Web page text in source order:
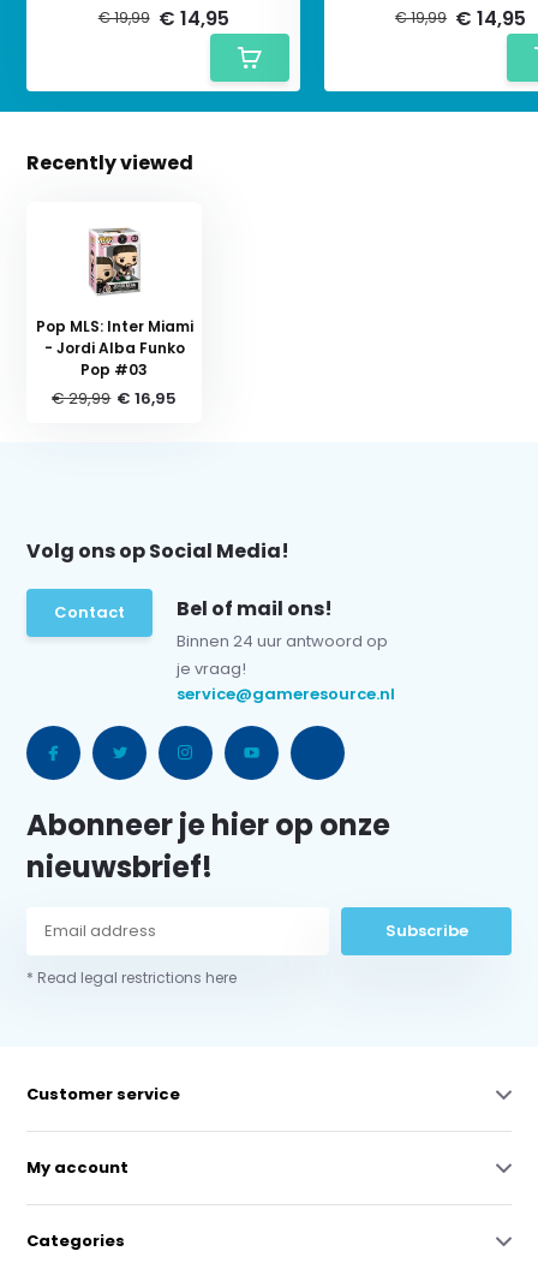
€ 19,99 € 14,95 € 19,99 € 14,95
Recently viewed
Pop MLS: Inter Miami
- Jordi Alba Funko
Pop #03
€ 29,99 € 16,95
Volg ons op Social Media!
Contact Bel of mail ons!
Binnen 24 uur antwoord op
je vraag!
service@gameresource.nl
Abonneer je hier op onze
nieuwsbrief!
Subscribe
* Read legal restrictions here
Customer service
My account
Categories